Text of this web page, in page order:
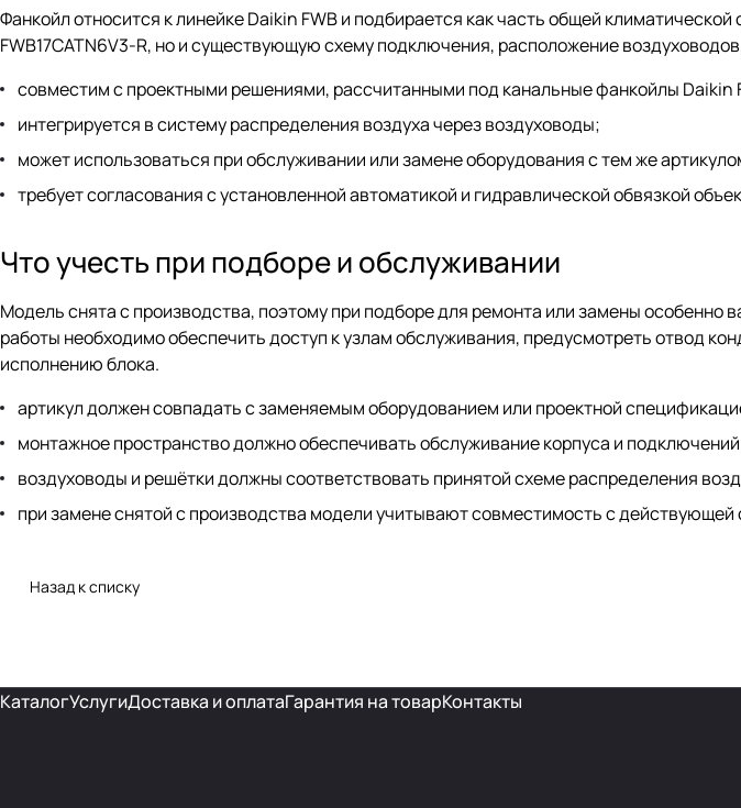
Фанкойл относится к линейке Daikin FWB и подбирается как часть общей
FWB17CATN6V3-R, но и существующую схему подключения, расположение
совместим с проектными решениями, рассчитанными под канальные фанкойлы Daikin
интегрируется в систему распределения воздуха через воздуховоды;
может использоваться при обслуживании или замене оборудования с тем же
требует согласования с установленной автоматикой и гидравлической обвязкой
Что учесть при подборе и обслуживании
Модель снята с производства, поэтому при подборе для ремонта или замены особенно
работы необходимо обеспечить доступ к узлам обслуживания, предусмотреть отвод
исполнению блока.
артикул должен совпадать с заменяемым оборудованием или проектной
монтажное пространство должно обеспечивать обслуживание корпуса и
воздуховоды и решётки должны соответствовать принятой схеме распределения
при замене снятой с производства модели учитывают совместимость с действующей
Назад к списку
КаталогУслугиДоставка и оплатаГарантия на товарКонтакты